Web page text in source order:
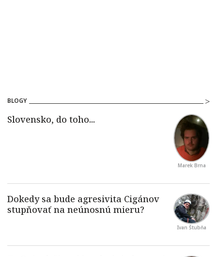
BLOGY
Marek Brna
Ivan Štubňa